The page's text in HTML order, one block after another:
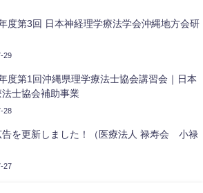
度第3回 日本神経理学療法学会沖縄地方会研
29
度第1回沖縄県理学療法士協会講習会｜日本
法士協会補助事業
28
告を更新しました！（医療法人 禄寿会 小禄
27